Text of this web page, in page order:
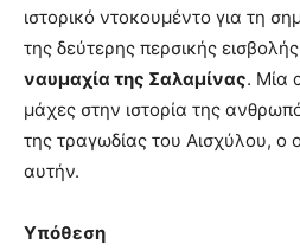
ιστορικό ντοκουμέντο για τη
της δεύτερης περσικής
ναυμαχία της Σαλαμίνας. Μία
μάχες στην ιστορία της
της τραγωδίας του Αισχύλου, ο
αυτήν.
Υπόθεση